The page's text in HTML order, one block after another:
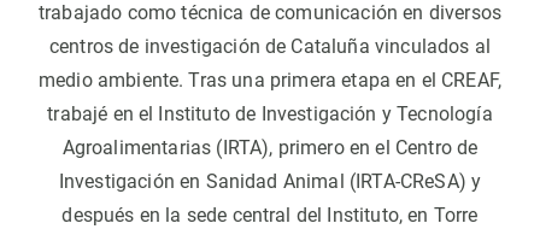
trabajado como técnica de comunicación en diversos
centros de investigación de Cataluña vinculados al
medio ambiente. Tras una primera etapa en el CREAF,
trabajé en el Instituto de Investigación y Tecnología
Agroalimentarias (IRTA), primero en el Centro de
Investigación en Sanidad Animal (IRTA-CReSA) y
después en la sede central del Instituto, en Torre